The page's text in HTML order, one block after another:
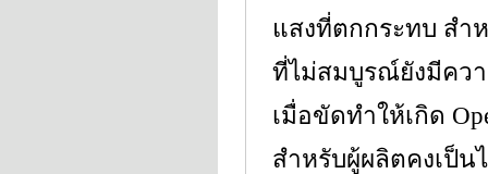
แสงที่ตกกระทบ สำ
ที่ไม่สมบูรณ์ยังมีควา
เมื่อขัดทำให้เกิด
สำหรับผู้ผลิตคงเป็น